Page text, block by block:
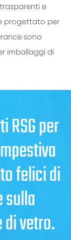
e
progettato per
sono
imballaggi di
per
felici di
sulla
vetro.